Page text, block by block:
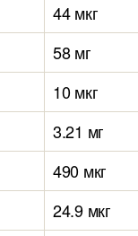
44 мкг
58 мг
10 мкг
3.21 мг
490 мкг
24.9 мкг